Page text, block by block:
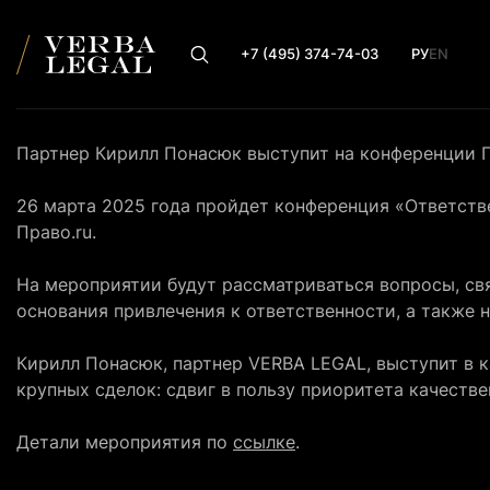
+7 (495) 374-74-03 РУEN
Партнер Кирилл Понасюк выступит на конференции
26 марта 2025 года пройдет конференция «
Право.ru.
На мероприятии будут рассматриваться вопросы,
основания привлечения к ответственности, а
Кирилл Понасюк, партнер VERBA LEGAL, выступит
крупных сделок: сдвиг в пользу приоритета
Детали мероприятия по ссылке.